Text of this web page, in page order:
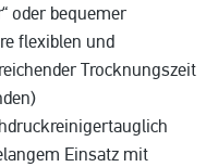
oder bequemer
flexiblen und
Trocknungszeit
Einsatz mit